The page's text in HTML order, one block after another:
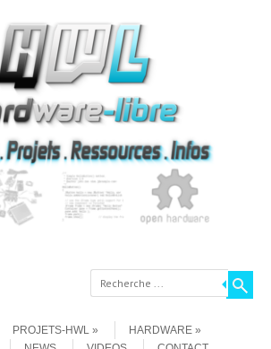
Recherche
PROJETS-HWL
HARDWARE